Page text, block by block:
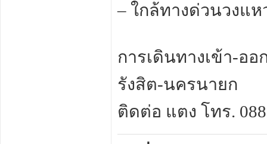
– ใกล้ทางด่วนวงแ
การเดินทางเข้า-อ
รังสิต-นครนายก
ติดต่อ แตง โทร.